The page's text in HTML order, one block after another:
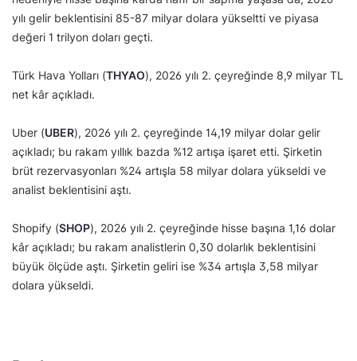
yılı gelir beklentisini 85-87 milyar dolara yükseltti ve piyasa
değeri 1 trilyon doları geçti.
Türk Hava Yolları (THYAO), 2026 yılı 2. çeyreğinde 8,9 milyar TL
net kâr açıkladı.
Uber (UBER), 2026 yılı 2. çeyreğinde 14,19 milyar dolar gelir
açıkladı; bu rakam yıllık bazda %12 artışa işaret etti. Şirketin
brüt rezervasyonları %24 artışla 58 milyar dolara yükseldi ve
analist beklentisini aştı.
Shopify (SHOP), 2026 yılı 2. çeyreğinde hisse başına 1,16 dolar
kâr açıkladı; bu rakam analistlerin 0,30 dolarlık beklentisini
büyük ölçüde aştı. Şirketin geliri ise %34 artışla 3,58 milyar
dolara yükseldi.